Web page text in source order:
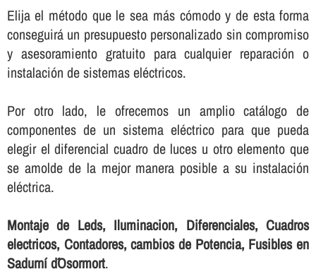
Elija el método que le sea más cómodo y de esta forma
conseguirá un presupuesto personalizado sin compromiso
y asesoramiento gratuito para cualquier reparación o
instalación de sistemas eléctricos.
Por otro lado, le ofrecemos un amplio catálogo de
componentes de un sistema eléctrico para que pueda
elegir el diferencial cuadro de luces u otro elemento que
se amolde de la mejor manera posible a su instalación
eléctrica.
Montaje de Leds, Iluminacion, Diferenciales, Cuadros
electricos, Contadores, cambios de Potencia, Fusibles en
Sadurní d´Osormort.